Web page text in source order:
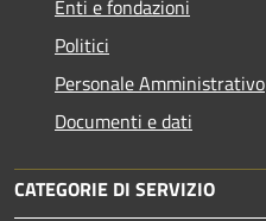
Enti e fondazioni
Politici
Personale Amministrativo
Documenti e dati
CATEGORIE DI SERVIZIO